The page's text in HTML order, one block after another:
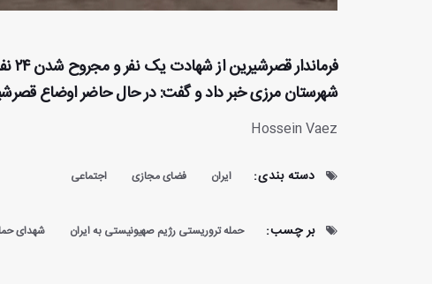
شهرستان مرزی خبر داد و گفت: در حال حاضر اوضاع
Hossein Vaez
دسته بندی: ایران فضای مجازی اجتماعی
بر چسب: حمله تروریستی رژیم صهیونیستی به ایران شهدای